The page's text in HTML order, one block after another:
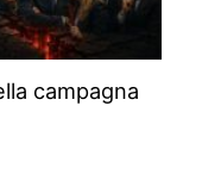
campagna